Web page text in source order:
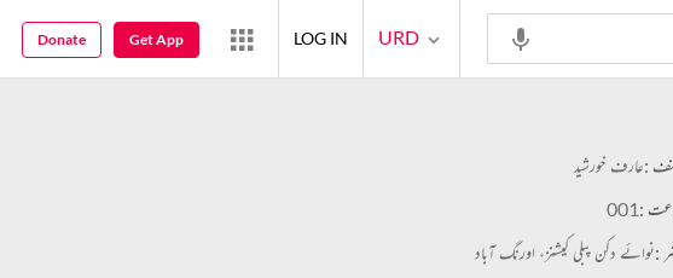
:عارف خورشید
:
001
:نوائے دکن پبلی کیشنز، اورنگ آباد
URD
LOG IN
Get App
Donate